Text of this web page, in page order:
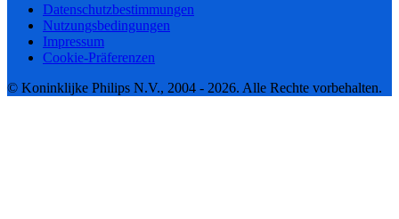
Datenschutzbestimmungen
Nutzungsbedingungen
Impressum
Cookie-Präferenzen
© Koninklijke Philips N.V., 2004 - 2026. Alle Rechte vorbehalten.